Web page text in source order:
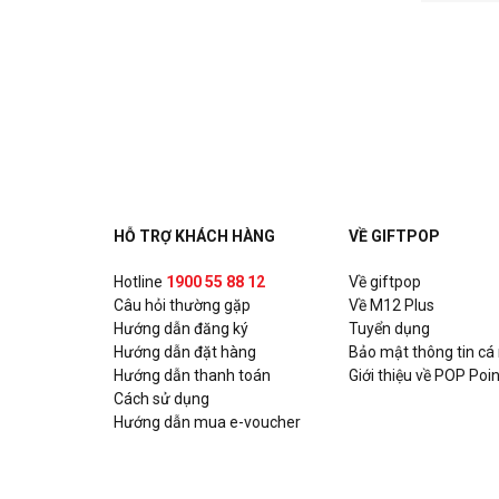
HỖ TRỢ KHÁCH HÀNG
Hotline 1900 55 88 12
Câu hỏi thường gặp
Hướng dẫn đăng ký
Hướng dẫn đặt hàng
Hướng dẫn thanh toán
Cách sử dụng
Hướng dẫn mua e-voucher
VỀ GIFTPOP
Về giftpop
Về M12 Plus
Tuyển dụng
Bảo mật thông tin cá
Giới thiệu về POP